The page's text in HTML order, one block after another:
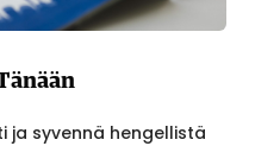
ja syvennä hengellistä